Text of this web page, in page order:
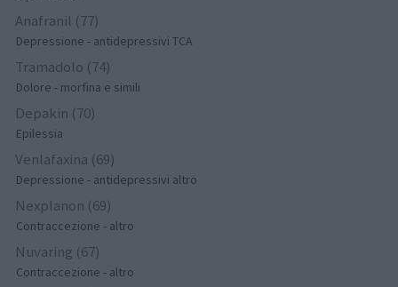
Anafranil (77)
Depressione - antidepressivi TCA
Tramadolo (74)
Dolore - morfina e simili
Depakin (70)
Epilessia
Venlafaxina (69)
Depressione - antidepressivi altro
Nexplanon (69)
Contraccezione - altro
Nuvaring (67)
Contraccezione - altro